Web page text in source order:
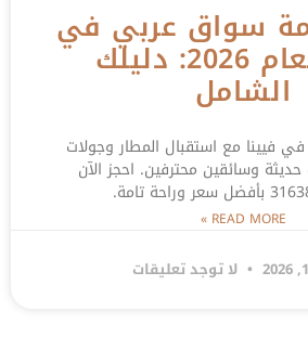
سواق عربي في
فيينا لعام 2026: دليلك
الشامل
فيينا مع استقبال المطار وجولات
وسائقين محترفين. احجز الآن
READ MORE »
لا توجد تعليقات